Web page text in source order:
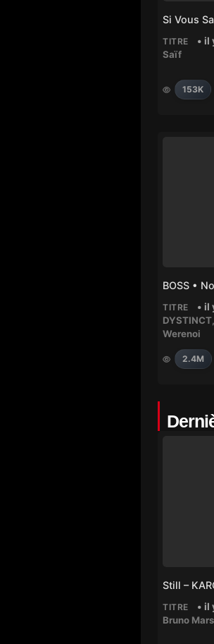
Si Vous
TITRE • il
Saïf
153K
TITRE • il
DYSTINCT,
Werenoi
2.4M
TITRE • il
Bruno Mars